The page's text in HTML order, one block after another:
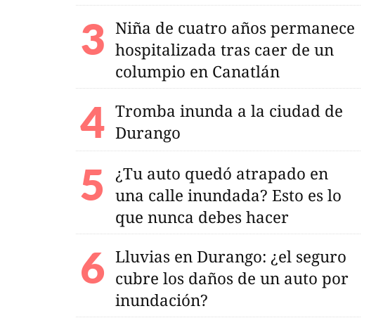
Niña de cuatro años permanece
hospitalizada tras caer de un
columpio en Canatlán
Tromba inunda a la ciudad de
Durango
¿Tu auto quedó atrapado en
una calle inundada? Esto es lo
que nunca debes hacer
Lluvias en Durango: ¿el seguro
cubre los daños de un auto por
inundación?